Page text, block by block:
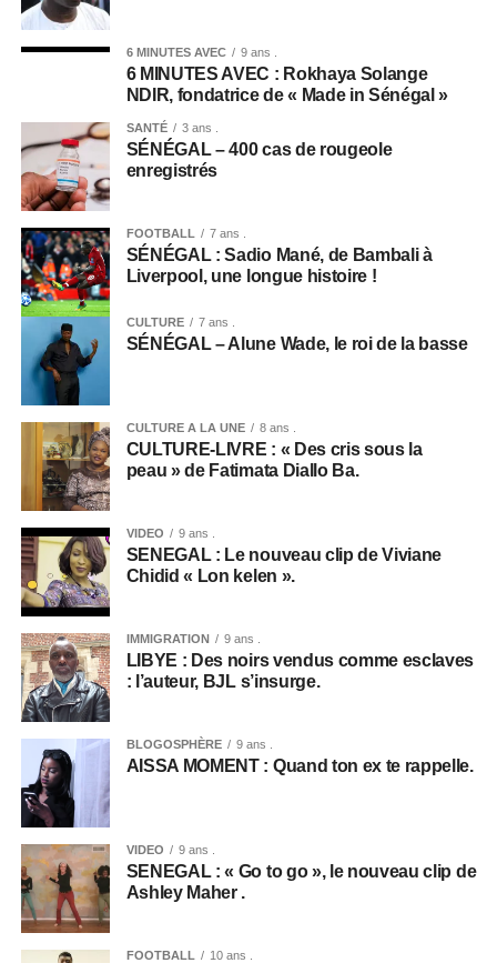
6 MINUTES AVEC 9 ans .
6 MINUTES AVEC : Rokhaya Solange
NDIR, fondatrice de « Made in Sénégal »
SANTÉ 3 ans .
SÉNÉGAL – 400 cas de rougeole
enregistrés
FOOTBALL 7 ans .
SÉNÉGAL : Sadio Mané, de Bambali à
Liverpool, une longue histoire !
CULTURE 7 ans .
SÉNÉGAL – Alune Wade, le roi de la basse
CULTURE A LA UNE 8 ans .
CULTURE-LIVRE : « Des cris sous la
peau » de Fatimata Diallo Ba.
VIDEO 9 ans .
SENEGAL : Le nouveau clip de Viviane
Chidid « Lon kelen ».
IMMIGRATION 9 ans .
LIBYE : Des noirs vendus comme esclaves
: l’auteur, BJL s’insurge.
BLOGOSPHÈRE 9 ans .
AISSA MOMENT : Quand ton ex te rappelle.
VIDEO 9 ans .
SENEGAL : « Go to go », le nouveau clip de
Ashley Maher .
FOOTBALL 10 ans .